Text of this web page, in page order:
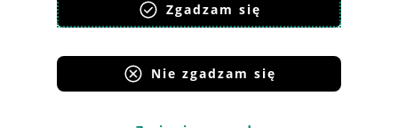
polityka plików cookies
polityka ochrony prywatności
Zgadzam się
Nie zgadzam się
Korzystanie z serwisu oznacza akceptacjęregulaminu